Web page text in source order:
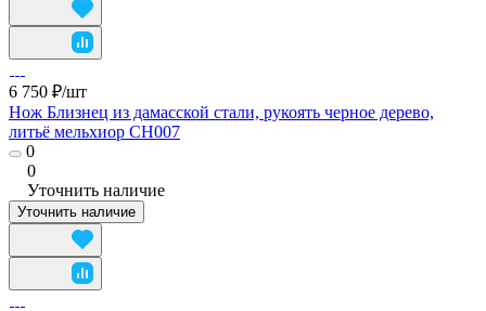
6 750 ₽/шт
Нож Близнец из дамасской стали, рукоять черное дерево,
литьё мельхиор CH007
0
0
Уточнить наличие
Уточнить наличие